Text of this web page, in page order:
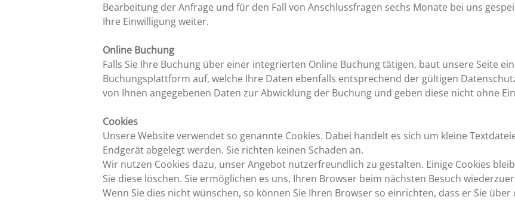
Bearbeitung der Anfrage und für den Fall von Anschlussfragen sechs Monate bei uns
Ihre Einwilligung weiter.
Online Buchung
Falls Sie Ihre Buchung über einer integrierten Online Buchung tätigen, baut unsere Seite
Buchungsplattform auf, welche Ihre Daten ebenfalls entsprechend der gültigen
von Ihnen angegebenen Daten zur Abwicklung der Buchung und geben diese nicht ohne
Cookies
Unsere Website verwendet so genannte Cookies. Dabei handelt es sich um kleine
Endgerät abgelegt werden. Sie richten keinen Schaden an.
Wir nutzen Cookies dazu, unser Angebot nutzerfreundlich zu gestalten. Einige Cookies
Sie diese löschen. Sie ermöglichen es uns, Ihren Browser beim nächsten Besuch
Wenn Sie dies nicht wünschen, so können Sie Ihren Browser so einrichten, dass er Sie